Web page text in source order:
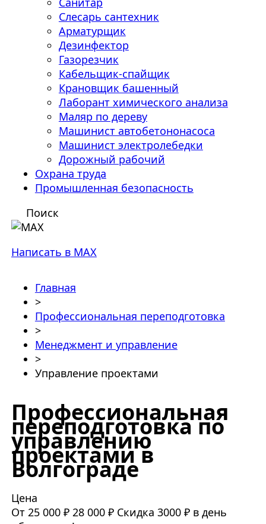
Слесарь сантехник
Арматурщик
Дезинфектор
Газорезчик
Кабельщик-спайщик
Крановщик башенный
Лаборант химического анализа
Маляр по дереву
Машинист автобетононасоса
Машинист электролебедки
Дорожный рабочий
Охрана труда
Промышленная безопасность
Поиск
Написать в MAX
Главная
>
Профессиональная переподготовка
>
Менеджмент и управление
>
Управление проектами
Профессиональная
переподготовка по
управлению
проектами в
Волгограде
Цена
От 25 000 ₽ 28 000 ₽ Скидка 3000 ₽ в день